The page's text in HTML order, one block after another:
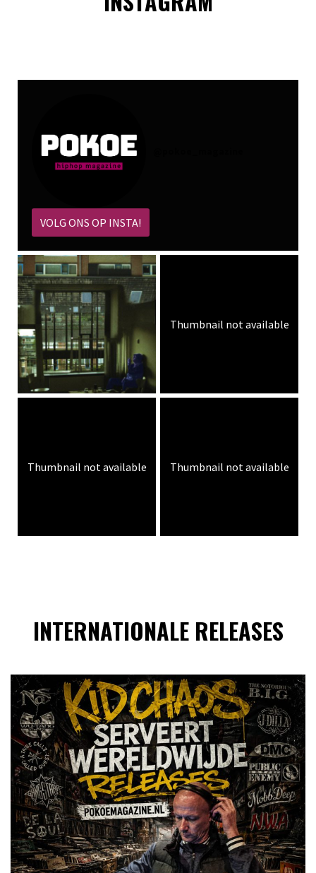
VOLG ONS OP INSTA!
Thumbnail not available
Thumbnail not available Thumbnail not available
INTERNATIONALE RELEASES